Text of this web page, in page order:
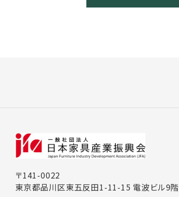
〒141-0022
東京都品川区東五反田1-11-15 電波ビル9階